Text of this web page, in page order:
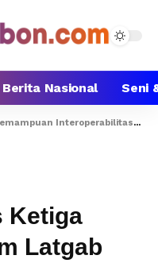
Berita Nasional Seni
Interoperabilitas Ketiga Matra Diuji Dalam Latgab TNI
Ketiga
Latgab